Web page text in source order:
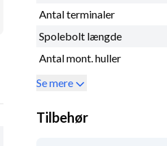
Antal terminaler
Spolebolt længde
Antal mont. huller
Se mere
Tilbehør